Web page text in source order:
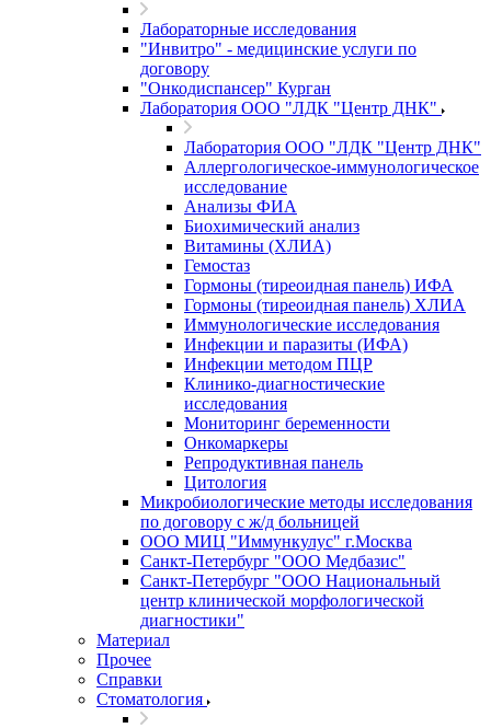
Лабораторные исследования
"Инвитро" - медицинские услуги по
договору
"Онкодиспансер" Курган
Лаборатория ООО "ЛДК "Центр ДНК"
Лаборатория ООО "ЛДК "Центр ДНК"
Аллергологическое-иммунологическое
исследование
Анализы ФИА
Биохимический анализ
Витамины (ХЛИА)
Гемостаз
Гормоны (тиреоидная панель) ИФА
Гормоны (тиреоидная панель) ХЛИА
Иммунологические исследования
Инфекции и паразиты (ИФА)
Инфекции методом ПЦР
Клинико-диагностические
исследования
Мониторинг беременности
Онкомаркеры
Репродуктивная панель
Цитология
Микробиологические методы исследования
по договору с ж/д больницей
ООО МИЦ "Иммункулус" г.Москва
Санкт-Петербург "ООО Медбазис"
Санкт-Петербург "ООО Национальный
центр клинической морфологической
диагностики"
Материал
Прочее
Справки
Стоматология